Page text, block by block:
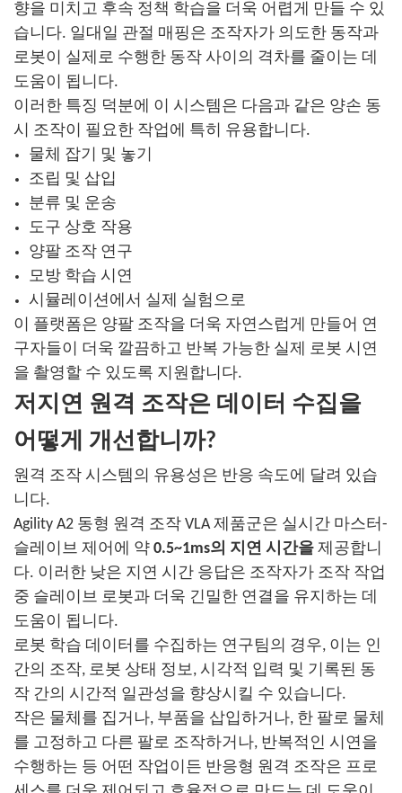
향을 미치고 후속 정책 학습을 더욱 어렵게 만들 수 있
습니다. 일대일 관절 매핑은 조작자가 의도한 동작과
로봇이 실제로 수행한 동작 사이의 격차를 줄이는 데
도움이 됩니다.
이러한 특징 덕분에 이 시스템은 다음과 같은 양손 동
시 조작이 필요한 작업에 특히 유용합니다.
물체 잡기 및 놓기
조립 및 삽입
분류 및 운송
도구 상호 작용
양팔 조작 연구
모방 학습 시연
시뮬레이션에서 실제 실험으로
이 플랫폼은 양팔 조작을 더욱 자연스럽게 만들어 연
구자들이 더욱 깔끔하고 반복 가능한 실제 로봇 시연
을 촬영할 수 있도록 지원합니다.
저지연 원격 조작은 데이터 수집을
어떻게 개선합니까?
원격 조작 시스템의 유용성은 반응 속도에 달려 있습
니다.
Agility A2 동형 원격 조작 VLA 제품군은 실시간 마스터-
슬레이브 제어에 약 0.5~1ms의 지연 시간을 제공합니
다. 이러한 낮은 지연 시간 응답은 조작자가 조작 작업
중 슬레이브 로봇과 더욱 긴밀한 연결을 유지하는 데
도움이 됩니다.
로봇 학습 데이터를 수집하는 연구팀의 경우, 이는 인
간의 조작, 로봇 상태 정보, 시각적 입력 및 기록된 동
작 간의 시간적 일관성을 향상시킬 수 있습니다.
작은 물체를 집거나, 부품을 삽입하거나, 한 팔로 물체
를 고정하고 다른 팔로 조작하거나, 반복적인 시연을
수행하는 등 어떤 작업이든 반응형 원격 조작은 프로